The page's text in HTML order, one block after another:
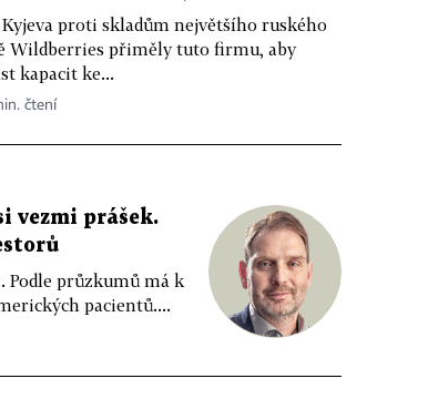
proti skladům největšího ruského
Wildberries přiměly tuto firmu, aby
kapacit ke...
čtení
vezmi prášek.
Podle průzkumů má k
pacientů....